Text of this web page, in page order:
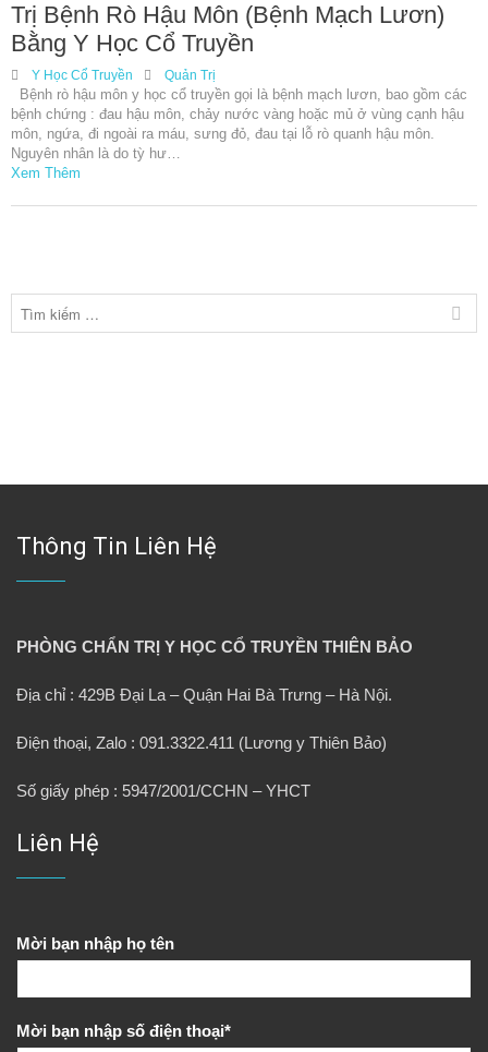
Trị Bệnh Rò Hậu Môn (bệnh Mạch Lươn)
Bằng Y Học Cổ Truyền
Y Học Cổ Truyền Quản Trị
Bệnh rò hậu môn y học cổ truyền gọi là bệnh mạch lươn, bao gồm các
bệnh chứng : đau hậu môn, chảy nước vàng hoặc mủ ở vùng cạnh hậu
môn, ngứa, đi ngoài ra máu, sưng đỏ, đau tại lỗ rò quanh hậu môn.
Nguyên nhân là do tỳ hư…
Xem Thêm
Thông Tin Liên Hệ
PHÒNG CHẨN TRỊ Y HỌC CỔ TRUYỀN THIÊN BẢO
Địa chỉ : 429B Đại La – Quận Hai Bà Trưng – Hà Nội.
Điện thoại, Zalo : 091.3322.411 (Lương y Thiên Bảo)
Số giấy phép : 5947/2001/CCHN – YHCT
Liên Hệ
Mời bạn nhập họ tên
Mời bạn nhập số điện thoại*